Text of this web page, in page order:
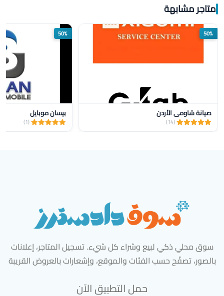
متاجر مشابهة
50%
صيانة شاومي الأردن
(14)
50%
بيسان موبايل
(1)
سوق محلي ذكي لبيع وشراء كل شيء. تسجيل المتاجر، إعلانات
بالصور، تصفّح حسب الفئات والموقع، وإشعارات بالعروض القريبة
حمل التطبيق الآن